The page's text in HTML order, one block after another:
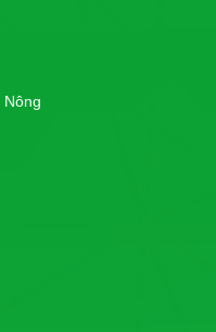
THỰC PHẨM SƠN THÁI chúng